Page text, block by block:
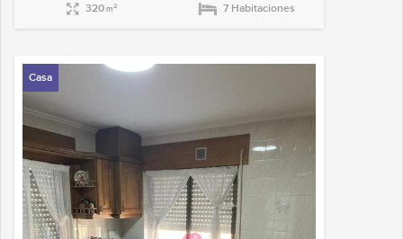
320m2 7 Habitaciones
Casa